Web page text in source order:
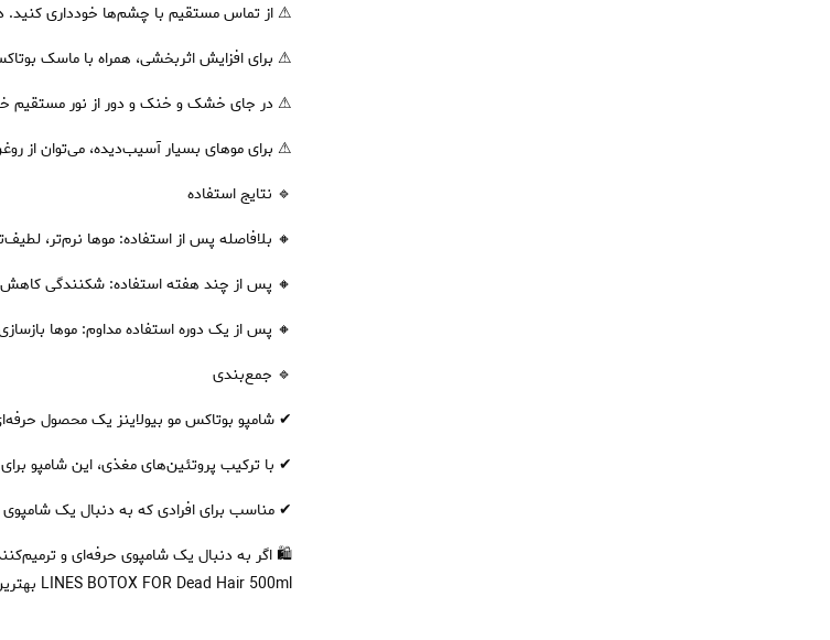
⚠ از تماس مستقیم با چشم‌ها خودداری کنید.
⚠ برای افزایش اثربخشی، همراه با ماسک
⚠ در جای خشک و خنک و دور از نور مستقیم
⚠ برای موهای بسیار آسیب‌دیده، می‌توان از
🔹 نتایج استفاده
🔸 بلافاصله پس از استفاده: موها نرم‌تر،
🔸 پس از چند هفته استفاده: شکنندگی کاهش
🔸 پس از یک دوره استفاده مداوم: موها
🔹 جمع‌بندی
✔ شامپو بوتاکس مو بیولاینز یک محصول
✔ با ترکیب پروتئین‌های مغذی، این شامپو
✔ مناسب برای افرادی که به دنبال یک
LINES BOTOX FOR Dead Hair 500ml بهترین انتخاب برای شماست!